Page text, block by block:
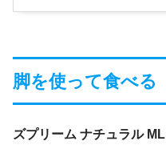
脚を使って食べる
ズプリーム ナチュラル ML